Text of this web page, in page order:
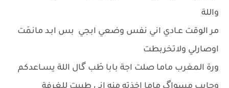
واللة
مر الوقت عـادي اني نفس وضعي ابجي بس ابـد مانمَت
اوصارلي ولاتخربطت
ورة المغرب ماما صلت اجة بابا طَب گال اللة يسـاعدكم